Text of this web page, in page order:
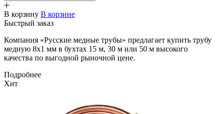
В корзину В корзине
Быстрый заказ
Компания «Русские медные трубы» предлагает купить трубу
медную 8х1 мм в бухтах 15 м, 30 м или 50 м высокого
качества по выгодной рыночной цене.
Подробнее
Хит